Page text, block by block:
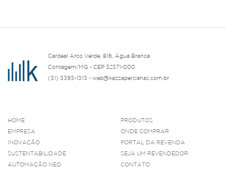
Cardeal Arco Verde, 816, Água Branca
Contagem/MG - CEP 32371-000
(31) 3393-1313 - web@kazzapersianas.com.br
HOME
EMPRESA
INOVAÇÃO
SUSTENTABILIDADE
AUTOMAÇÃO NEO
PRODUTOS
ONDE COMPRAR
PORTAL DA REVENDA
SEJA UM REVENDEDOR
CONTATO